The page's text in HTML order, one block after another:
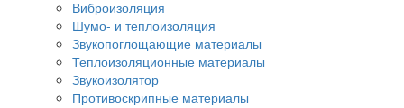
Виброизоляция
Шумо- и теплоизоляция
Звукопоглощающие материалы
Теплоизоляционные материалы
Звукоизолятор
Противоскрипные материалы